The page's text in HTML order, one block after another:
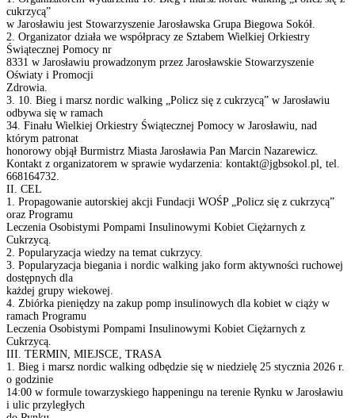
cukrzycą”
w Jarosławiu jest Stowarzyszenie Jarosławska Grupa Biegowa Sokół.
2. Organizator działa we współpracy ze Sztabem Wielkiej Orkiestry
Świątecznej Pomocy nr
8331 w Jarosławiu prowadzonym przez Jarosławskie Stowarzyszenie
Oświaty i Promocji
Zdrowia.
3. 10. Bieg i marsz nordic walking „Policz się z cukrzycą” w Jarosławiu
odbywa się w ramach
34. Finału Wielkiej Orkiestry Świątecznej Pomocy w Jarosławiu, nad
którym patronat
honorowy objął Burmistrz Miasta Jarosławia Pan Marcin Nazarewicz.
Kontakt z organizatorem w sprawie wydarzenia: kontakt@jgbsokol.pl, tel.
668164732.
II. CEL
1. Propagowanie autorskiej akcji Fundacji WOŚP „Policz się z cukrzycą”
oraz Programu
Leczenia Osobistymi Pompami Insulinowymi Kobiet Ciężarnych z
Cukrzycą.
2. Popularyzacja wiedzy na temat cukrzycy.
3. Popularyzacja biegania i nordic walking jako form aktywności ruchowej
dostępnych dla
każdej grupy wiekowej.
4. Zbiórka pieniędzy na zakup pomp insulinowych dla kobiet w ciąży w
ramach Programu
Leczenia Osobistymi Pompami Insulinowymi Kobiet Ciężarnych z
Cukrzycą.
III. TERMIN, MIEJSCE, TRASA
1. Bieg i marsz nordic walking odbędzie się w niedzielę 25 stycznia 2026 r.
o godzinie
14:00 w formule towarzyskiego happeningu na terenie Rynku w Jarosławiu
i ulic przyległych